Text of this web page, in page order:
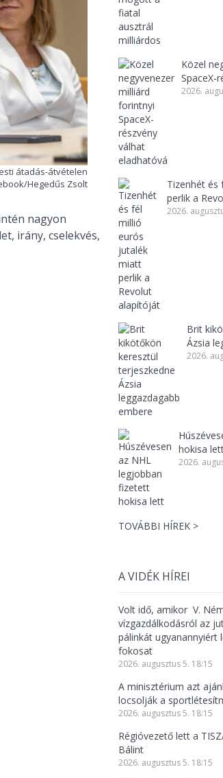
átadás-átvételen
Hegedűs Zsolt
nagyon
irány, cselekvés,
Közel
SpaceX-
2026.
Tizenhét
perlik a
2026.
Brit
Ázsia
2026.
hokisa
2026.
TOVÁBBI HÍREK >
A VIDÉK HÍREI
Volt idő, amikor V.
vízgazdálkodásról az
pálinkát ugyanannyiért
fokosat
2026. augusztus 5. 18:15
A minisztérium azt
locsolják a
2026. augusztus 5. 18:15
Régióvezető lett a
Bálint
2026. augusztus 5. 18:15